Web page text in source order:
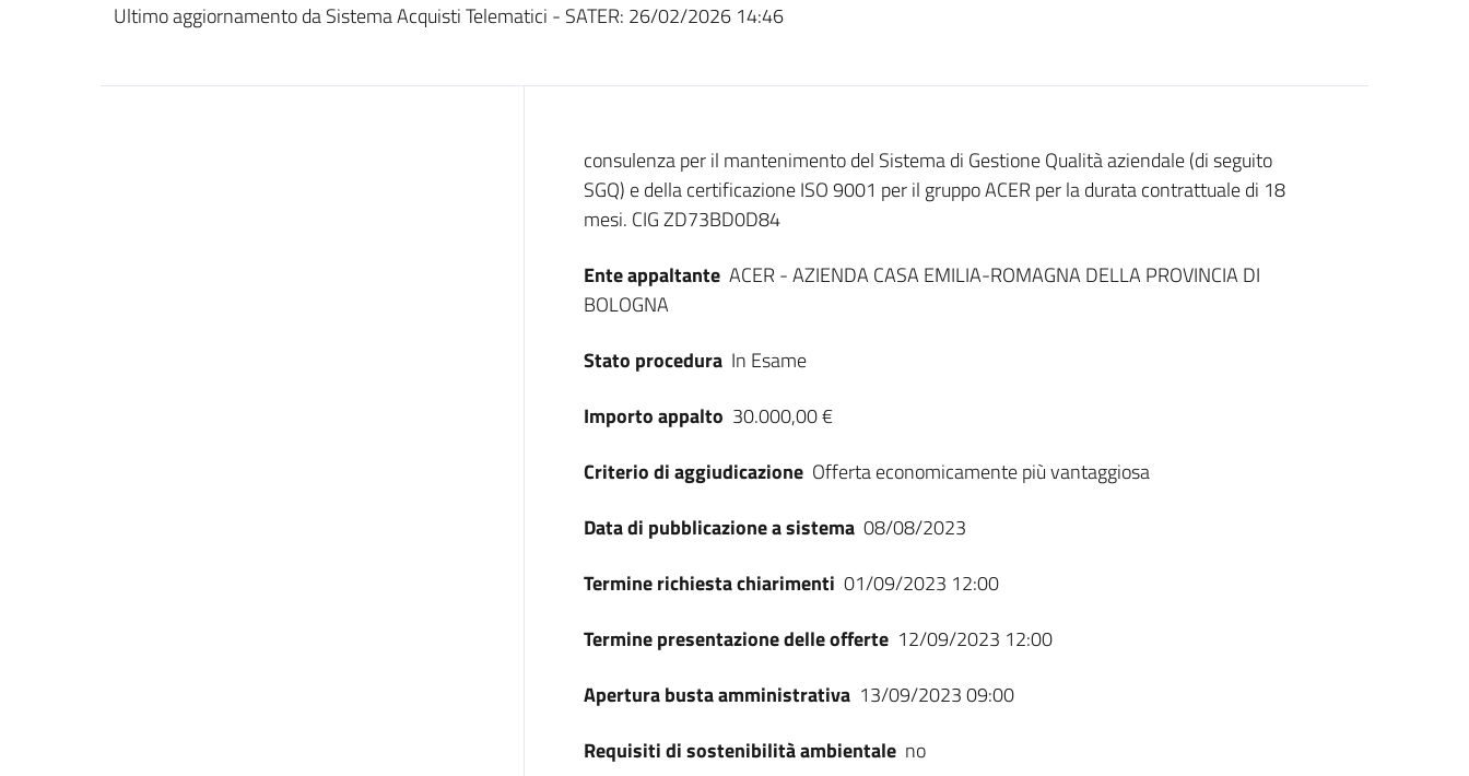
Ultimo aggiornamento da Sistema Acquisti Telematici - SATER: 26/02/2026 14:46
Dati del bando
consulenza per il mantenimento del Sistema di Gestione Qualità aziendale (di seguito
SGQ) e della certificazione ISO 9001 per il gruppo ACER per la durata contrattuale di 18
mesi. CIG ZD73BD0D84
Ente appaltante ACER - AZIENDA CASA EMILIA-ROMAGNA DELLA PROVINCIA DI
BOLOGNA
Stato procedura In Esame
Importo appalto 30.000,00 €
Criterio di aggiudicazione Offerta economicamente più vantaggiosa
Data di pubblicazione a sistema 08/08/2023
Termine richiesta chiarimenti 01/09/2023 12:00
Termine presentazione delle offerte 12/09/2023 12:00
Apertura busta amministrativa 13/09/2023 09:00
Requisiti di sostenibilità ambientale no